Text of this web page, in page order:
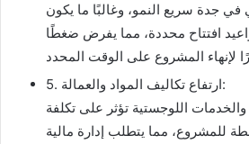
في جدة سريع النمو، وغالبًا ما يكون
افتتاح محددة، مما يفرض ضغطًا
5. ارتفاع تكاليف المواد والعمالة:
والخدمات اللوجستية تؤثر على تكلفة
للمشروع، مما يتطلب إدارة مالية